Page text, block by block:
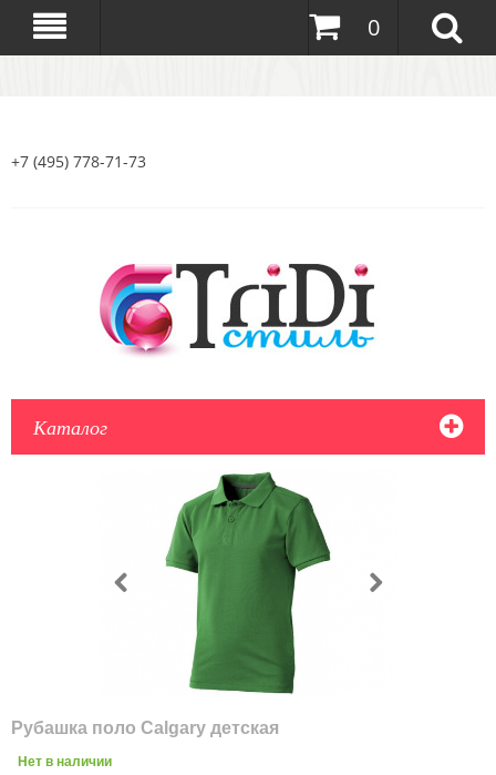
0
+7 (495) 778-71-73
Каталог
Рубашка поло Calgary детская
Нет в наличии